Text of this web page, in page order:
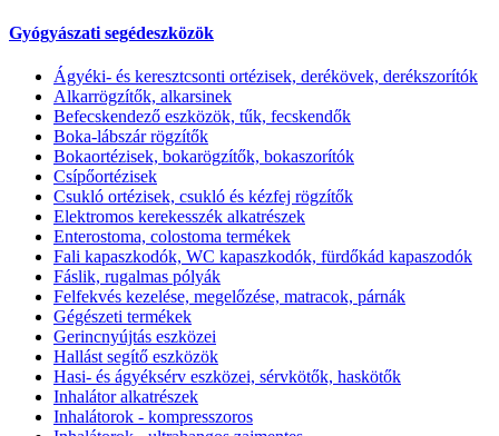
Gyógyászati segédeszközök
Ágyéki- és keresztcsonti ortézisek, derékövek, derékszorítók
Alkarrögzítők, alkarsinek
Befecskendező eszközök, tűk, fecskendők
Boka-lábszár rögzítők
Bokaortézisek, bokarögzítők, bokaszorítók
Csípőortézisek
Csukló ortézisek, csukló és kézfej rögzítők
Elektromos kerekesszék alkatrészek
Enterostoma, colostoma termékek
Fali kapaszkodók, WC kapaszkodók, fürdőkád kapaszodók
Fáslik, rugalmas pólyák
Felfekvés kezelése, megelőzése, matracok, párnák
Gégészeti termékek
Gerincnyújtás eszközei
Hallást segítő eszközök
Hasi- és ágyéksérv eszközei, sérvkötők, haskötők
Inhalátor alkatrészek
Inhalátorok - kompresszoros